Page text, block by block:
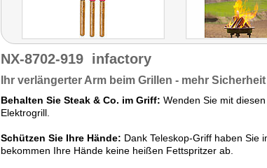
NX-8702-919 infactory
Ihr verlängerter Arm beim Grillen - mehr
Behalten Sie Steak & Co. im Griff: Wenden Sie mit
Elektrogrill.
Schützen Sie Ihre Hände: Dank Teleskop-Griff haben Sie
bekommen Ihre Hände keine heißen Fettspritzer ab.